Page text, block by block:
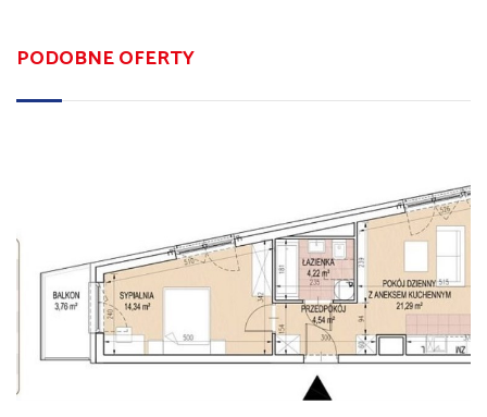
PODOBNE OFERTY